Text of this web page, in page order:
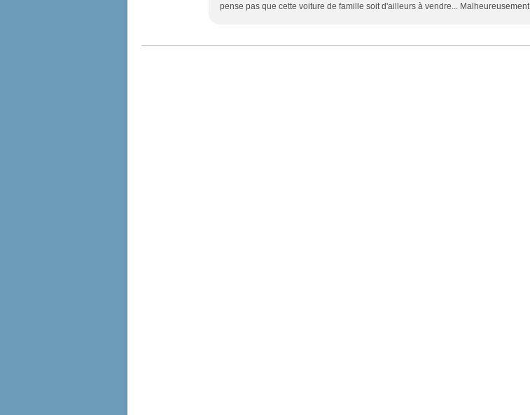
pense pas que cette voiture de famille soit d'ailleurs à vendre... Malheureusement